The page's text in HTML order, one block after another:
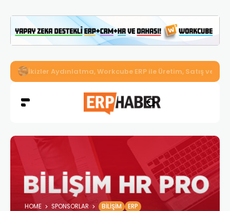
İkizler Aydınlatma, Workcube ERP ile Üretim, Satış ve
HOME SPONSORLAR BILIŞIM ERP